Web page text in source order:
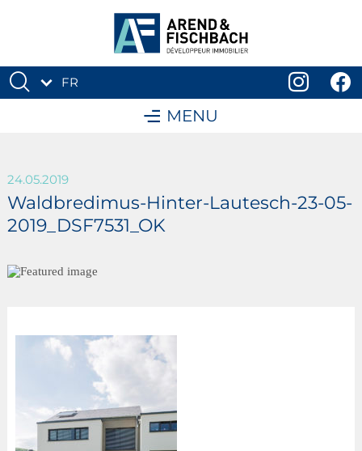
FR
MENU
24.05.2019
Waldbredimus-Hinter-Lautesch-23-05-
2019_DSF7531_OK